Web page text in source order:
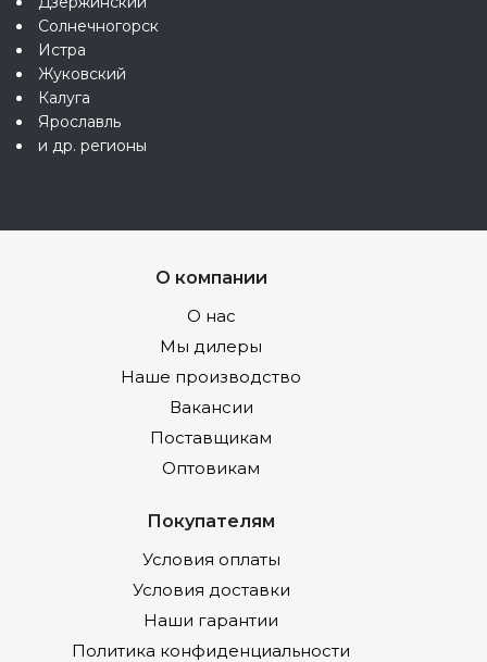
Солнечногорск
Истра
Жуковский
Калуга
Ярославль
и др. регионы
О компании
О нас
Мы дилеры
Наше производство
Вакансии
Поставщикам
Оптовикам
Покупателям
Условия оплаты
Условия доставки
Наши гарантии
Политика конфиденциальности